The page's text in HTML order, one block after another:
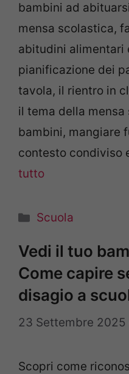
bambini ad
mensa scolastica,
abitudini alimentari
pianificazione dei
tavola, il rientro in
il tema della
bambini, mangiare
contesto condiviso
tutto
Categorie
Scuola
Vedi il tuo
Come capire
disagio a
23 Settembre 2025
Scopri come